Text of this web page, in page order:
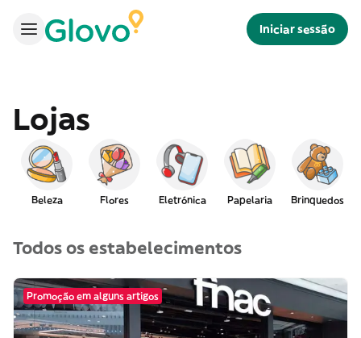
Iniciar sessão
Lojas
Beleza Flores Eletrónica Papelaria Brinquedos
Todos os estabelecimentos
Promoção em alguns artigos